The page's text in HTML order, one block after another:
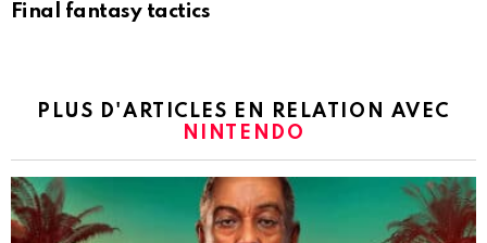
Final fantasy tactics
PLUS D'ARTICLES EN RELATION AVEC
NINTENDO